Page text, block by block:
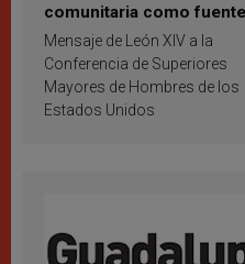
comunitaria como
inspiración y santificación
Mensaje de León XIV a la
Conferencia de Superiores
Mayores de Hombres de los
Estados Unidos